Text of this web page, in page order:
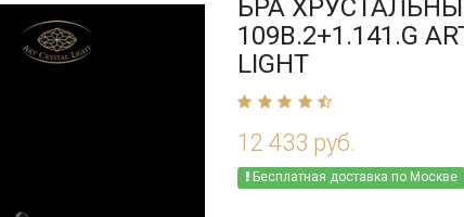
БРА
109B.2+1.141.G
LIGHT
12 433 руб.
Бесплатная доставка по Москве